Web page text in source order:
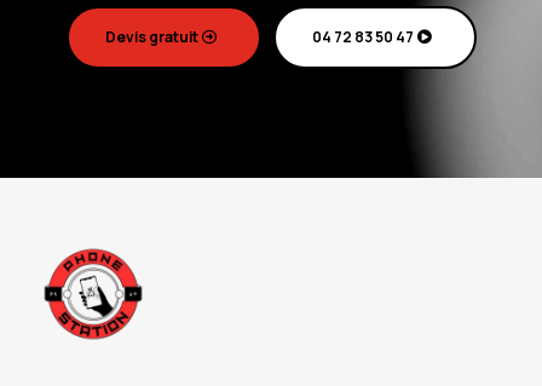
Devis gratuit 04 72 83 50 47